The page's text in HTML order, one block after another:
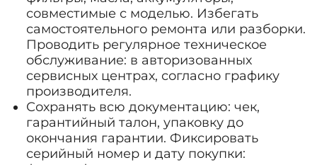
совместимые с моделью. Избегать
самостоятельного ремонта или разборки.
Проводить регулярное техническое
обслуживание: в авторизованных
сервисных центрах, согласно графику
производителя.
Сохранять всю документацию: чек,
гарантийный талон, упаковку до
окончания гарантии. Фиксировать
серийный номер и дату покупки: